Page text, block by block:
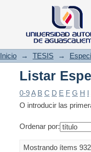
Listar
Inicio → TESIS →
Listar
0-9A B C D E F G H I
O introducir las
Ordenar por:
Mostrando ítems